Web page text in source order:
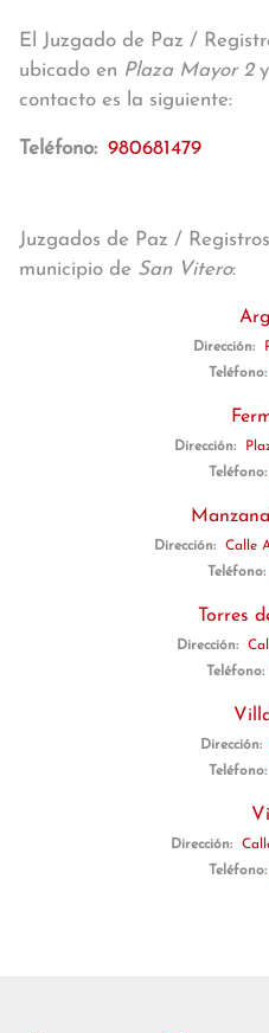
El Juzgado de Paz /
ubicado en Plaza Mayor 2y
contacto es la siguiente:
Teléfono: 980681479
Juzgados de Paz /
municipio de San Vitero:
Dirección:
Teléfono:
Dirección:
Teléfono:
Dirección:
Calle
Teléfono:
Torres
Dirección:
Teléfono:
Dirección:
Teléfono:
Dirección:
Teléfono: